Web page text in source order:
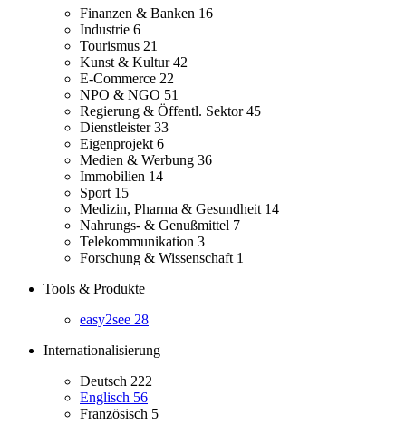
Finanzen & Banken 16
Industrie 6
Tourismus 21
Kunst & Kultur42
E-Commerce 22
NPO & NGO 51
Regierung & Öffentl. Sektor45
Dienstleister33
Eigenprojekt 6
Medien & Werbung 36
Immobilien 14
Sport 15
Medizin, Pharma & Gesundheit 14
Nahrungs- & Genußmittel 7
Telekommunikation 3
Forschung & Wissenschaft 1
Tools & Produkte
easy2see 28
Internationalisierung
Deutsch 222
Englisch 56
Französisch 5